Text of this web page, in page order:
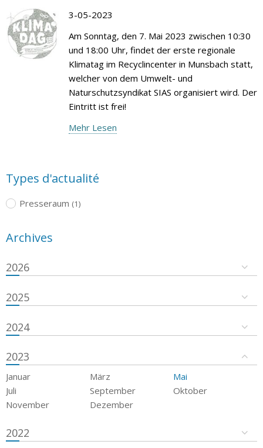
3-05-2023
Am Sonntag, den 7. Mai 2023 zwischen 10:30
und 18:00 Uhr, findet der erste regionale
Klimatag im Recyclincenter in Munsbach statt,
welcher von dem Umwelt- und
Naturschutzsyndikat SIAS organisiert wird. Der
Eintritt ist frei!
Mehr Lesen
Types d'actualité
Presseraum (1)
Archives
2026
2025
2024
2023
Januar März
Mai
Juli
September
Oktober
November
Dezember
2022